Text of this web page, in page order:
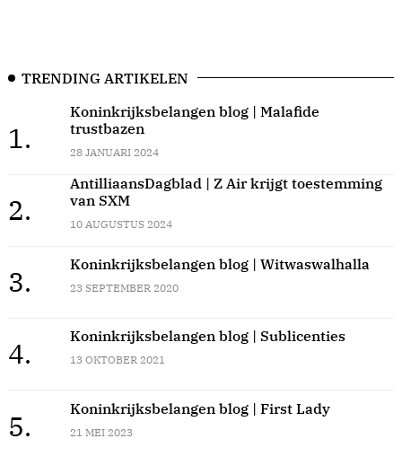
TRENDING ARTIKELEN
1.
Koninkrijksbelangen blog | Malafide
trustbazen
28 JANUARI 2024
2.
AntilliaansDagblad | Z Air krijgt toestemming
van SXM
10 AUGUSTUS 2024
3.
Koninkrijksbelangen blog | Witwaswalhalla
23 SEPTEMBER 2020
4.
Koninkrijksbelangen blog | Sublicenties
13 OKTOBER 2021
5.
Koninkrijksbelangen blog | First Lady
21 MEI 2023